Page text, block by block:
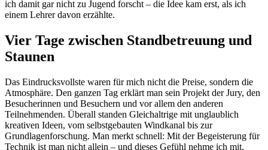
ich damit gar nicht zu Jugend forscht – die Idee kam erst, als ich
einem Lehrer davon erzählte.
Vier Tage zwischen Standbetreuung und
Staunen
Das Eindrucksvollste waren für mich nicht die Preise, sondern die
Atmosphäre. Den ganzen Tag erklärt man sein Projekt der Jury, den
Besucherinnen und Besuchern und vor allem den anderen
Teilnehmenden. Überall standen Gleichaltrige mit unglaublich
kreativen Ideen, vom selbstgebauten Windkanal bis zur
Grundlagenforschung. Man merkt schnell: Mit der Begeisterung für
Technik ist man nicht allein – und dieses Gefühl nehme ich mit.